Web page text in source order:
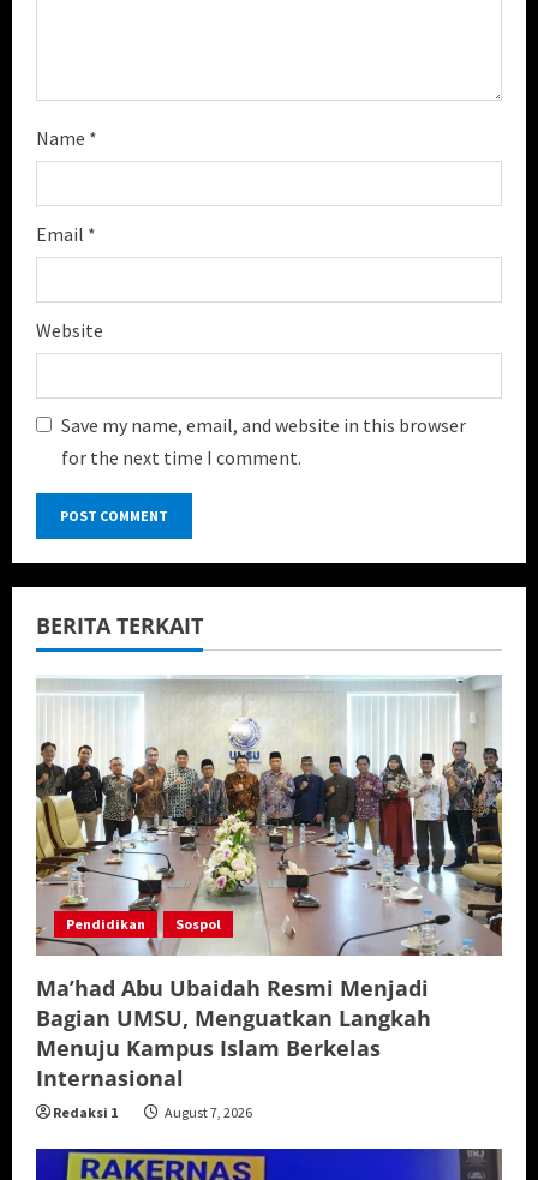
Name *
Email *
Website
Save my name, email, and website in this browser
for the next time I comment.
BERITA TERKAIT
Pendidikan Sospol
Ma’had Abu Ubaidah Resmi Menjadi
Bagian UMSU, Menguatkan Langkah
Menuju Kampus Islam Berkelas
Internasional
Redaksi 1 August 7, 2026